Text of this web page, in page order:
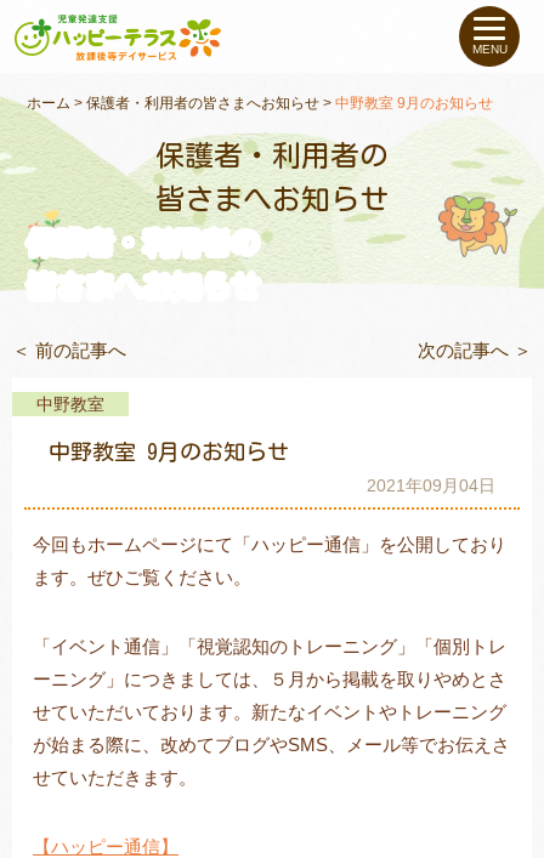
私たちについて
未就学のお子さま（０〜６才）
小学生〜高校生の お子さま
支援事例
教室一覧
トレキング DIDIM
MENU
ホーム >保護者・利用者の皆さまへお知らせ >中野教室 9月のお知らせ
保護者・利用者の
皆さまへお知らせ
保護者・利用者の
皆さまへお知らせ
＜ 前の記事へ 次の記事へ ＞
中野教室
中野教室 9月のお知らせ
2021年09月04日
今回もホームページにて「ハッピー通信」を公開しており
ます。ぜひご覧ください。
「イベント通信」「視覚認知のトレーニング」「個別トレ
ーニング」につきましては、５月から掲載を取りやめとさ
せていただいております。新たなイベントやトレーニング
が始まる際に、改めてブログやSMS、メール等でお伝えさ
せていただきます。
【ハッピー通信】